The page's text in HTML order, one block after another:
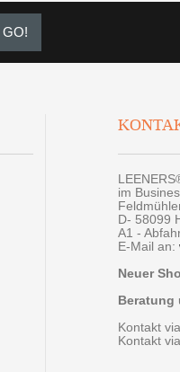
GO!
im
D- 58099
A1 -
E-Mail an:
Neuer
Beratung
Kontakt
Kontakt